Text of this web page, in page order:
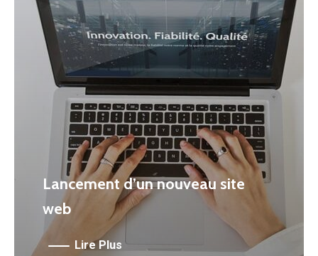
Lancement d’un nouveau site
web
Lire Plus